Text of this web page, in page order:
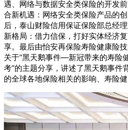
遇、网络与数据安全类保险的开发
合新机遇：网络安全类保险产品的
后，泰山财险信用保证保险部总经
新格局：借力信保，打好实体经济
享。最后由怡安再保险寿险健康险
关于“黑天鹅事件—新冠带来的寿险
考”的主题分享，讲述了黑天鹅事件
的全球各地保险相关的影响、寿险